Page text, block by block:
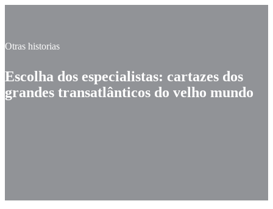
Otras historias
Escolha dos especialistas: cartazes dos
grandes transatlânticos do velho mundo